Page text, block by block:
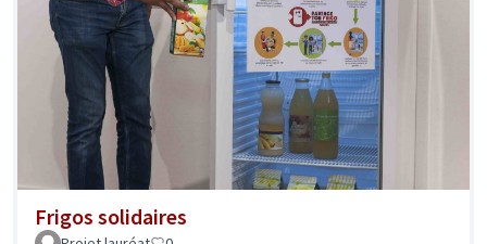
Frigos solidaires